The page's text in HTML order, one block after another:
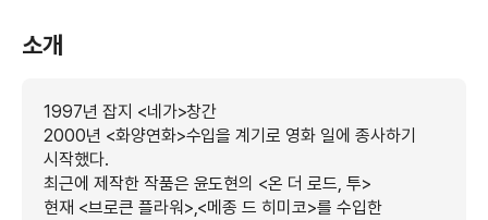
소개
1997년 잡지 <네가>창간
2000년 <화양연화>수입을 계기로 영화 일에 종사하기
시작했다.
최근에 제작한 작품은 윤도현의 <온 더 로드, 투>
현재 <브로큰 플라워>,<메종 드 히미코>를 수입한